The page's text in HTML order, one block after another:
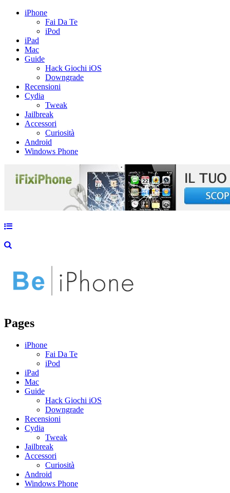
iPhone
Fai Da Te
iPod
iPad
Mac
Guide
Hack Giochi iOS
Downgrade
Recensioni
Cydia
Tweak
Jailbreak
Accessori
Curiosità
Android
Windows Phone
Pages
iPhone
Fai Da Te
iPod
iPad
Mac
Guide
Hack Giochi iOS
Downgrade
Recensioni
Cydia
Tweak
Jailbreak
Accessori
Curiosità
Android
Windows Phone